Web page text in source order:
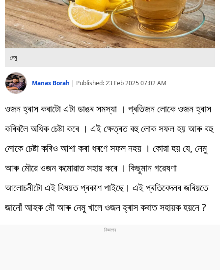
Videos
নেমু
Manas Borah | Published:23 Feb 2025 07:02 AM
ওজন হ্ৰাস কৰাটো এটা ডাঙৰ সমস্যা । প্ৰতিজন লোকে ওজন হ্ৰাস
কৰিবলৈ অধিক চেষ্টা কৰে । এই ক্ষেত্ৰত বহু লোক সফল হয় আৰু বহু
লোকে চেষ্টা কৰিও আশা কৰা ধৰণে সফল নহয় । কোৱা হয় যে, নেমু
আৰু মৌৱে ওজন কমোৱাত সহায় কৰে । কিছুমান গৱেষণা
আলোচনীটো এই বিষয়ত প্ৰকাশ পাইছে। এই প্ৰতিবেদনৰ জৰিয়তে
জানোঁ আহক মৌ আৰু নেমু খালে ওজন হ্ৰাস কৰাত সহায়ক হয়নে ?